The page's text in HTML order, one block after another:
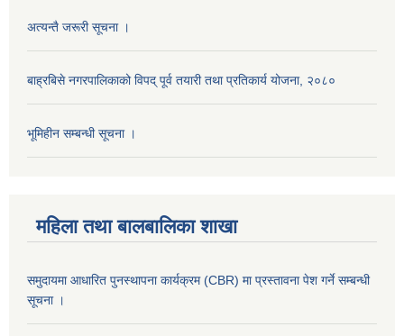
अत्यन्तै जरूरी सूचना ।
बाह्रबिसे नगरपालिकाको विपद् पूर्व तयारी तथा प्रतिकार्य योजना, २०८०
भूमिहीन सम्बन्धी सूचना ।
महिला तथा बालबालिका शाखा
समुदायमा आधारित पुनस्थापना कार्यक्रम (CBR) मा प्रस्तावना पेश गर्ने सम्बन्धी
सूचना ।